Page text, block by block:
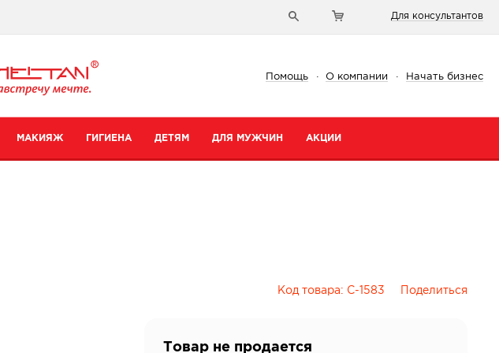
Для консультантов
Помощь · О компании · Начать бизнес
МАКИЯЖ ГИГИЕНА ДЕТЯМ ДЛЯ МУЖЧИН АКЦИИ
Код товара: C-1583 Поделиться
Товар не продается